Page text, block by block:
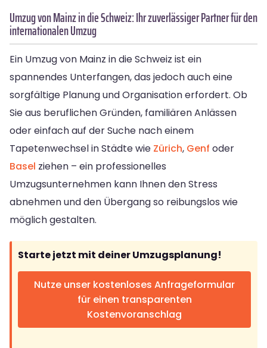
Umzug von Mainz in die Schweiz: Ihr zuverlässiger Partner für den
internationalen Umzug
Ein Umzug von Mainz in die Schweiz ist ein
spannendes Unterfangen, das jedoch auch eine
sorgfältige Planung und Organisation erfordert. Ob
Sie aus beruflichen Gründen, familiären Anlässen
oder einfach auf der Suche nach einem
Tapetenwechsel in Städte wie Zürich, Genf oder
Basel ziehen – ein professionelles
Umzugsunternehmen kann Ihnen den Stress
abnehmen und den Übergang so reibungslos wie
möglich gestalten.
Starte jetzt mit deiner Umzugsplanung!
Nutze unser kostenloses Anfrageformular
für einen transparenten
Kostenvoranschlag